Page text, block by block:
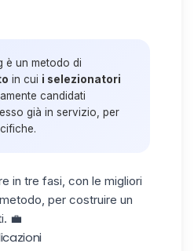
è un metodo di
in cui i selezionatori
candidati
già in servizio, per
in tre fasi, con le migliori
per costruire un
💼